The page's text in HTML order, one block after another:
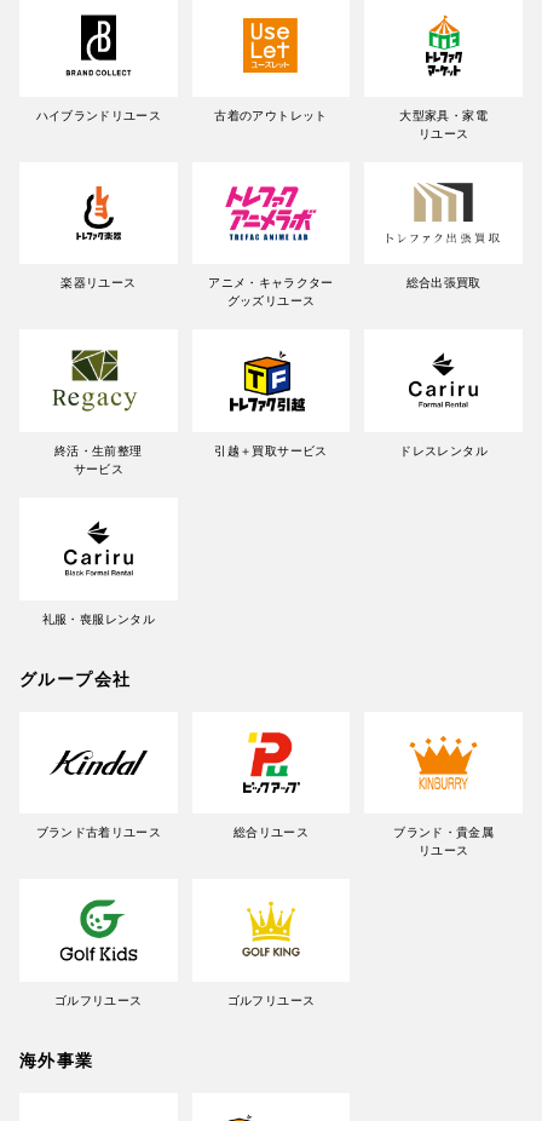
ハイブランドリユース 古着のアウトレット
大型家具・家電
リユース
楽器リユース
アニメ・キャラクター
グッズリユース
総合出張買取
終活・生前整理
サービス
引越＋買取サービス ドレスレンタル
礼服・喪服レンタル
グループ会社
ブランド古着リユース 総合リユース
ブランド・貴金属
リユース
ゴルフリユース ゴルフリユース
海外事業